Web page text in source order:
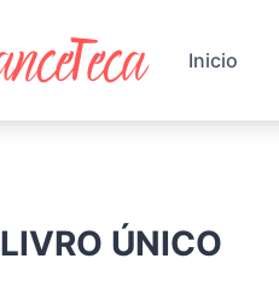
Inicio
LIVRO ÚNICO